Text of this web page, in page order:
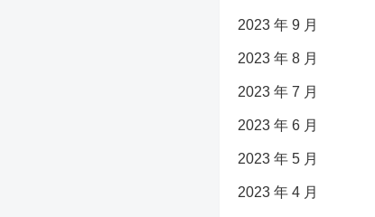
2023 年 9 月
2023 年 8 月
2023 年 7 月
2023 年 6 月
2023 年 5 月
2023 年 4 月